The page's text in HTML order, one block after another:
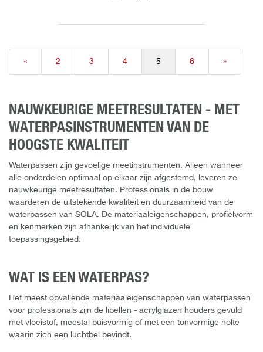
« 2 3 4 5 6 »
NAUWKEURIGE MEETRESULTATEN - MET
WATERPASINSTRUMENTEN VAN DE
HOOGSTE KWALITEIT
Waterpassen zijn gevoelige meetinstrumenten. Alleen wanneer
alle onderdelen optimaal op elkaar zijn afgestemd, leveren ze
nauwkeurige meetresultaten. Professionals in de bouw
waarderen de uitstekende kwaliteit en duurzaamheid van de
waterpassen van SOLA. De materiaaleigenschappen, profielvorm
en kenmerken zijn afhankelijk van het individuele
toepassingsgebied.
WAT IS EEN WATERPAS?
Het meest opvallende materiaaleigenschappen van waterpassen
voor professionals zijn de libellen - acrylglazen houders gevuld
met vloeistof, meestal buisvormig of met een tonvormige holte
waarin zich een luchtbel bevindt.